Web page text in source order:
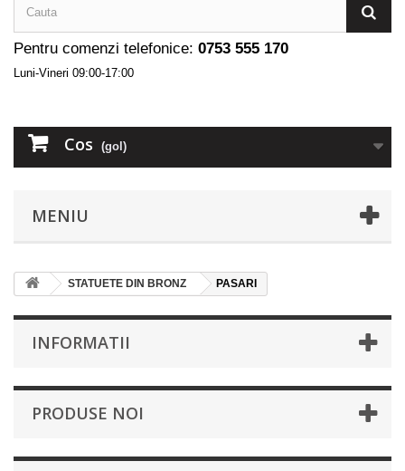
Pentru comenzi telefonice: 0753 555 170
Luni-Vineri 09:00-17:00
Cos (gol)
MENIU
STATUETE DIN BRONZ PASARI
INFORMATII
PRODUSE NOI